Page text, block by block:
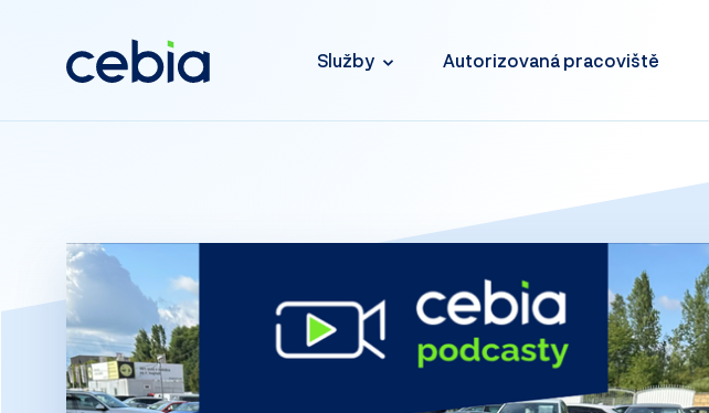
Služby Autorizovaná pracoviště